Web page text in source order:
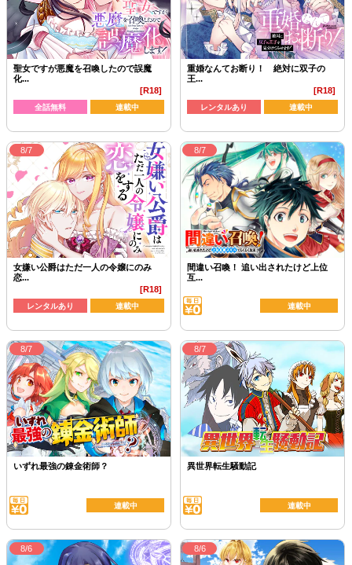
聖女ですが悪魔を召喚したので誤魔
化...
[R18]
全話無料 連載中
重婚なんてお断り！ 絶対に双子の
王...
[R18]
レンタルあり 連載中
8/7
女嫌い公爵はただ一人の令嬢にのみ
恋...
[R18]
レンタルあり 連載中
8/7
間違い召喚！ 追い出されたけど上位
互...
連載中
8/7
いずれ最強の錬金術師？
連載中
8/7
異世界転生騒動記
連載中
8/6 8/6